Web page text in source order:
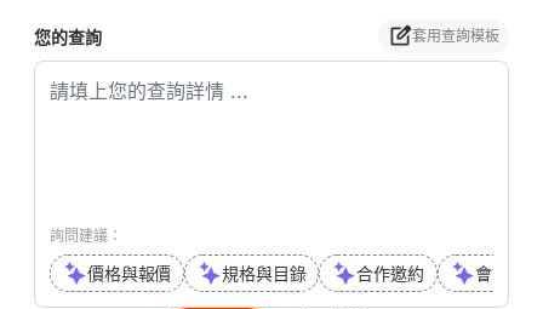
您的查詢 套用查詢模板
詢問建議：
價格與報價 規格與目錄 合作邀約 會議或